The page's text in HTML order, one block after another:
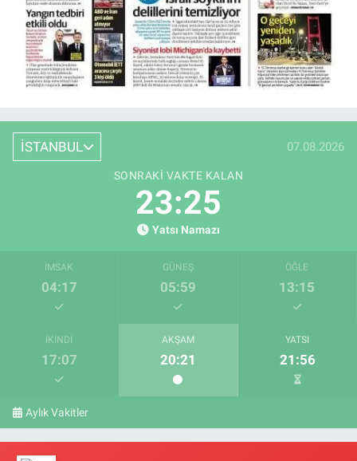
İSTANBUL 07.08.2026
SONRAKI VAKTE KALAN
23:24
Yatsı Namazı
İMSAK
04:17
GÜNEŞ
05:59
ÖĞLE
13:15
İKINDI
17:07
AKŞAM
20:21
YATSI
21:56
Aylık Vakitler